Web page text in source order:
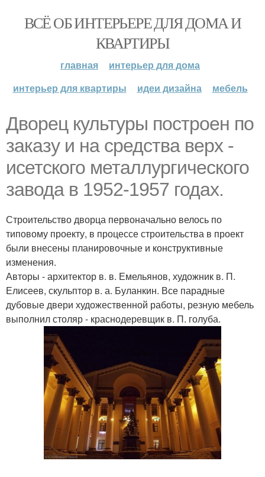
ВСЁ ОБ ИНТЕРЬЕРЕ ДЛЯ ДОМА И
КВАРТИРЫ
главная
интерьер для дома
интерьер для квартиры
идеи дизайна мебель
Дворец культуры построен по
заказу и на средства верх -
исетского металлургического
завода в 1952-1957 годах.
Строительство дворца первоначально велось по
типовому проекту, в процессе строительства в проект
были внесены планировочные и конструктивные
изменения.
Авторы - архитектор в. в. Емельянов, художник в. П.
Елисеев, скульптор в. а. Буланкин. Все парадные
дубовые двери художественной работы, резную мебель
выполнил столяр - краснодеревщик в. П. голуба.